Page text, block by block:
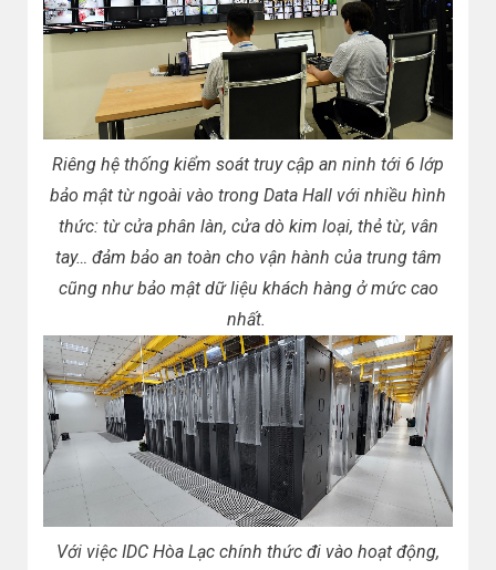
Riêng hệ thống kiểm soát truy cập an ninh tới 6 lớp
bảo mật từ ngoài vào trong Data Hall với nhiều hình
thức: từ cửa phân làn, cửa dò kim loại, thẻ từ, vân
tay… đảm bảo an toàn cho vận hành của trung tâm
cũng như bảo mật dữ liệu khách hàng ở mức cao
nhất.
Với việc IDC Hòa Lạc chính thức đi vào hoạt động,